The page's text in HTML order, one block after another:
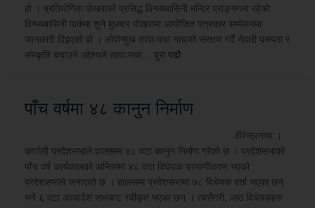
हो । प्रतियोगिता पोखराको प्रसिद्ध विन्ध्यबासिनी मन्दिर प्राङ्गणमा रहेको
विन्ध्यबासिनी पार्कमा शुने बुधबार पोखरामा आयोजित पत्रकार सम्मेलनमा
जानकारी दिइएको हो । लोपोन्मुख तायाःमचा नाचको संरक्षण गर्दै नेवारी परम्परा र
संस्कृति बचाउने उद्देश्यले तायाःमचा… पुरा पढौ
पाँच वर्षमा ४८ कानुन निर्माण
वीरेन्द्रनगर ।
कर्णाली प्रदेशसभाले हालसम्म ४८ वटा कानुन निर्माण गरेको छ । प्रदेशसभाको
पाँच वर्ष कार्यकालको अन्तिममा ४८ वटा विधेयक प्रमाणीकरण भएको
प्रदेशसभाले जनाएको छ । हालसम्म प्रदेशसभामा ७८ विधेयक दर्ता भएका छन्
भने ६ वटा अध्यादेश सभाबाट स्वीकृत भएका छन् । त्यसैगरी, आठ विधेयकहरु